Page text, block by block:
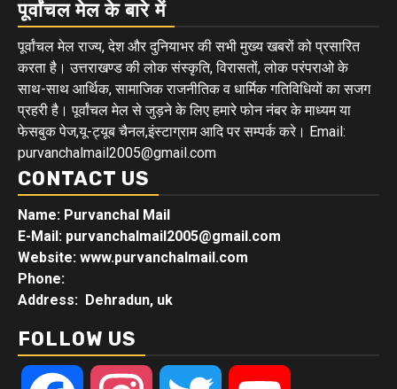
पूर्वांचल मेल के बारे में
पूर्वांचल मेल राज्य, देश और दुनियाभर की सभी मुख्य खबरों को प्रसारित
करता है। उत्तराखण्ड की लोक संस्कृति, विरासतों, लोक परंपराओ के
साथ-साथ आर्थिक, सामाजिक राजनीतिक व धार्मिक गतिविधियों का सजग
प्रहरी है। पूर्वांचल मेल से जुड़ने के लिए हमारे फोन नंबर के माध्यम या
फेसबुक पेज,यू-ट्यूब चैनल,इंस्टाग्राम आदि पर सम्पर्क करे। Email:
purvanchalmail2005@gmail.com
CONTACT US
Name: Purvanchal Mail
E-Mail: purvanchalmail2005@gmail.com
Website: www.purvanchalmail.com
Phone:
Address: Dehradun, uk
FOLLOW US